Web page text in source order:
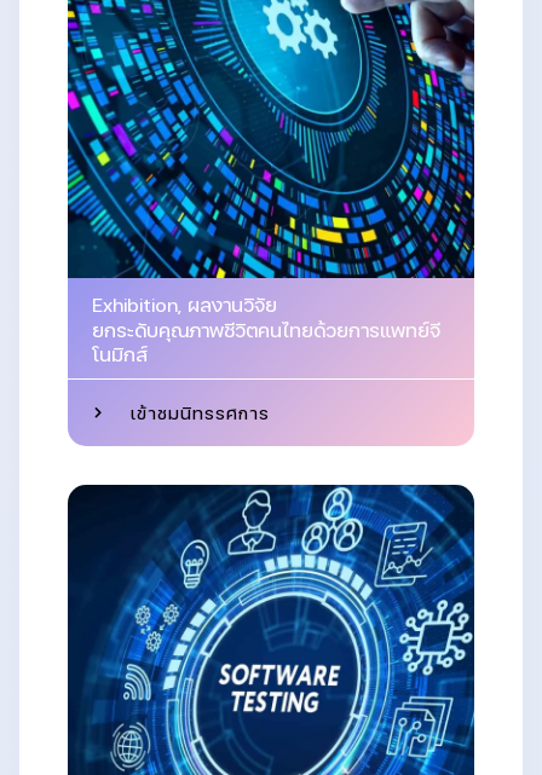
Exhibition, ผลงานวิจัย
ยกระดับคุณภาพชีวิตคนไทยด้วยการแพทย์จี
โนมิกส์
เข้าชมนิทรรศการ